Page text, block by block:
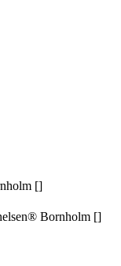
[]
Bornholm []